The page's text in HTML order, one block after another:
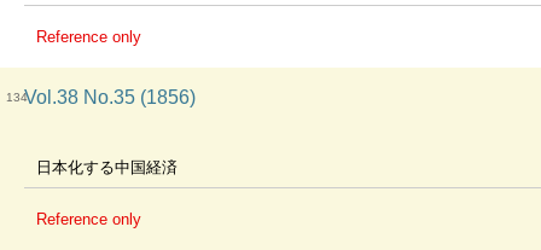
Reference only
134Vol.38 No.35 (1856)
日本化する中国経済
Reference only